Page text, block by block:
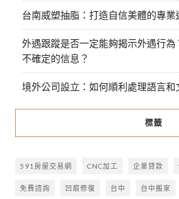
台南威塑抽脂：打造自信美體的專業
外遇跟蹤是否一定能夠揭示外遇行
不確定的信息？
境外公司設立：如何順利處理語言和
標籤
591房屋交易網 CNC加工 企業貸款
免費諮詢 凹痕修復 台中 台中搬家